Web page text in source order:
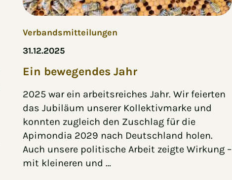
Verbandsmitteilungen
31.12.2025
Ein bewegendes Jahr
2025 war ein arbeitsreiches Jahr. Wir feierten
das Jubiläum unserer Kollektivmarke und
konnten zugleich den Zuschlag für die
Apimondia 2029 nach Deutschland holen.
Auch unsere politische Arbeit zeigte Wirkung –
mit kleineren und …